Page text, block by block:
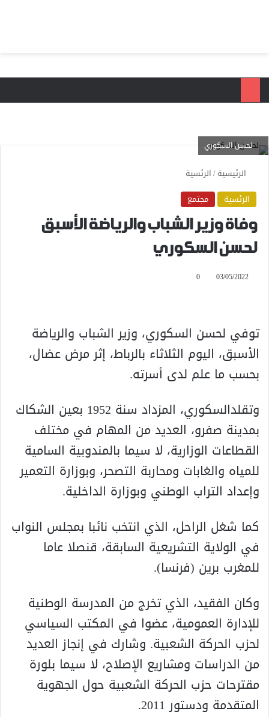
لحسن السكوري
الرئيسية/الرئسية
الرئسية
مجتمع
وفاة وزير الشباب والرياضة الأسبق
لحسن السكوري
03/05/2022
0
توفي لحسن السكوري، وزير الشباب والرياضة
الأسبق، اليوم الثلاثاء بالرباط، إثر مرض عضال،
بحسب ما علم لدى أسرته.
وتقلدالسكوري، المزداد سنة 1952 بعين الشكاك
بمدينة صفرو، العديد من المهام في مختلف
القطاعات الوزارية، لا سيما بالمندوبية السامية
للمياه والغابات ومحاربة التصحر، وبوزارة التعمير
وإعداد التراب الوطني وبوزارة الداخلية.
كما شغل الراحل، الذي انتخب نائبا بمجلس النواب
في الولاية التشريعية السابقة، قنصلا عاما
للمغرب برين (فرنسا).
وكان الفقيد، الذي تخرج من المدرسة الوطنية
للإدارة العمومية، عضوا في المكتب السياسي
لحزب الحركة الشعبية. وشارك في إنجاز العديد
من الدراسات ومشاريع الإصلاح، لا سيما بلورة
مقترحات حزب الحركة الشعبية حول الجهوية
المتقدمة ودستور 2011.